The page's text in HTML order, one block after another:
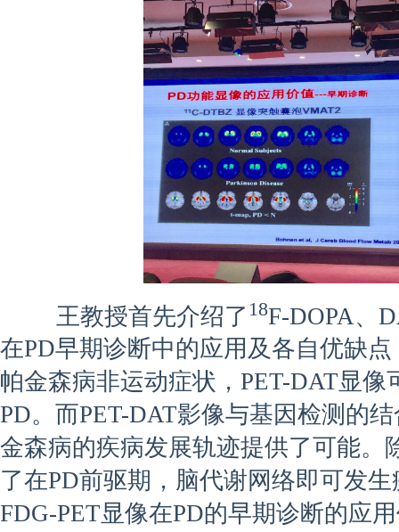
王教授首先介绍了 18F-DOPA、
在PD早期诊断中的应用及各自优缺
帕金森病非运动症状，PET-DAT显
PD。而PET-DAT影像与基因检测的
金森病的疾病发展轨迹提供了可能。
了在PD前驱期，脑代谢网络即可发
FDG-PET显像在PD的早期诊断的应